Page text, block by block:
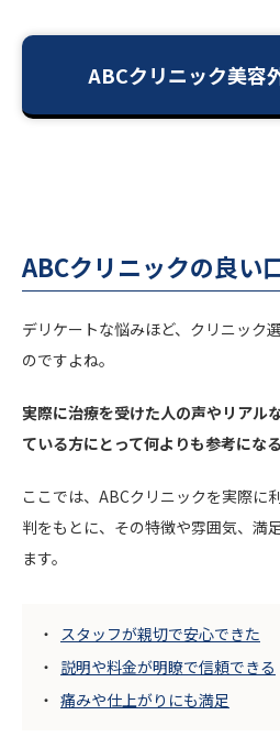
ABCクリニック美容
ABCクリニックの良い
デリケートな悩みほど、クリニック
のですよね。
実際に治療を受けた人の声やリアル
ている方にとって何よりも参考になる
ここでは、ABCクリニックを実際に
判をもとに、その特徴や雰囲気、満
ます。
スタッフが親切で安心できた
説明や料金が明瞭で信頼できる
痛みや仕上がりにも満足